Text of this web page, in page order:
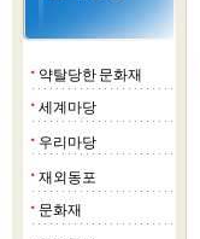
■ 약탈당한 문화재
■ 세계마당
■ 우리마당
■ 재외동포
■ 문화재